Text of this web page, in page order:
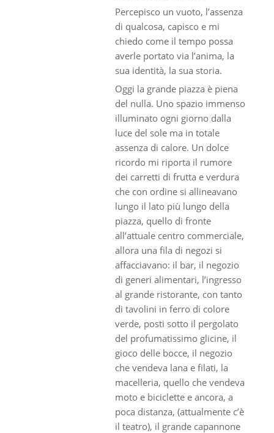
Percepisco un vuoto, l’assenza
di qualcosa, capisco e mi
chiedo come il tempo possa
averle portato via l’anima, la
sua identità, la sua storia.
Oggi la grande piazza è piena
del nulla. Uno spazio immenso
illuminato ogni giorno dalla
luce del sole ma in totale
assenza di calore. Un dolce
ricordo mi riporta il rumore
dei carretti di frutta e verdura
che con ordine si allineavano
lungo il lato più lungo della
piazza, quello di fronte
all’attuale centro commerciale,
allora una fila di negozi si
affacciavano: il bar, il negozio
di generi alimentari, l’ingresso
al grande ristorante, con tanto
di tavolini in ferro di colore
verde, posti sotto il pergolato
del profumatissimo glicine, il
gioco delle bocce, il negozio
che vendeva lana e filati, la
macelleria, quello che vendeva
moto e biciclette e ancora, a
poca distanza, (attualmente c’è
il teatro), il grande capannone